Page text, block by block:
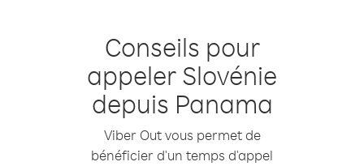
Conseils pour
appeler Slovénie
depuis Panama
Viber Out vous permet de
bénéficier d'un temps d'appel